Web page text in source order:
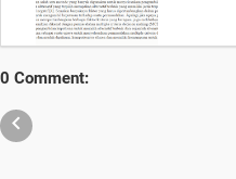
0 Comment:
